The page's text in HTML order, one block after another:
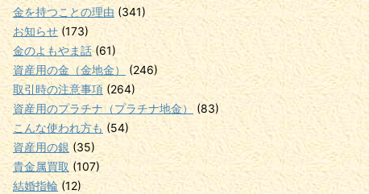
金を持つことの理由 (341)
お知らせ (173)
金のよもやま話(61)
資産用の金（金地金）
(246)
取引時の注意事項 (264)
資産用のプラチナ（プラチナ地金）
(83)
こんな使われ方も (54)
資産用の銀 (35)
貴金属買取 (107)
結婚指輪 (12)